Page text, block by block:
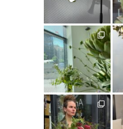
artishokflow
artishokflow